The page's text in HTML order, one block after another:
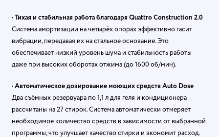
• Тихая и стабильная работа благодаря Quattro Construction 2.0
Система амортизации на четырёх опорах эффективно гасит
вибрации, передавая их на стальное основание. Это
обеспечивает низкий уровень шума и стабильность работы
даже при высоких оборотах отжима (до 1600 об/мин).
• Автоматическое дозирование моющих средств Auto Dose
Два съёмных резервуара по 1,1 л для геля и кондиционера
рассчитаны на 27 стирок. Система автоматически отмеряет
необходимое количество средств в зависимости от выбранной
программы, что улучшает качество стирки и экономит расход.